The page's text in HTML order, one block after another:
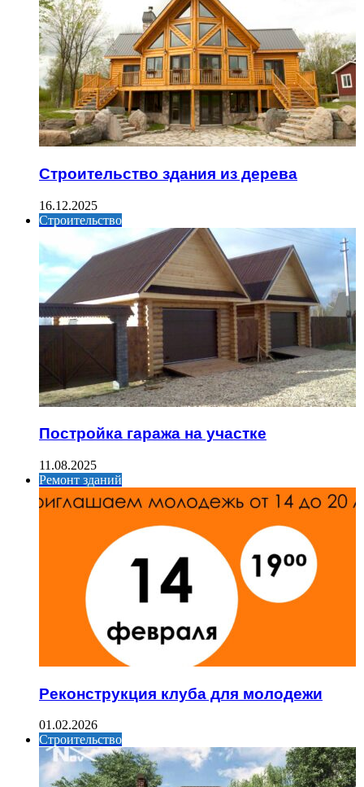
Строительство здания из дерева
16.12.2025
Строительство
Постройка гаража на участке
11.08.2025
Ремонт зданий
Реконструкция клуба для молодежи
01.02.2026
Строительство